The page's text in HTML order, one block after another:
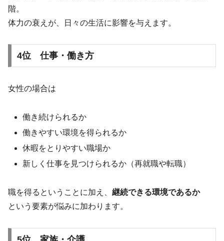
階。
体力の衰えが、日々の生活に影響を与えます。
4位 仕事・働き方
女性の場合は
働き続けられるか
働きやすい環境を得られるか
休暇をとりやすい職場か
新しく仕事を見つけられるか（再就職や転職）
職を得るということに加え、 継続できる環境であるか
という要素が悩みに加わります。